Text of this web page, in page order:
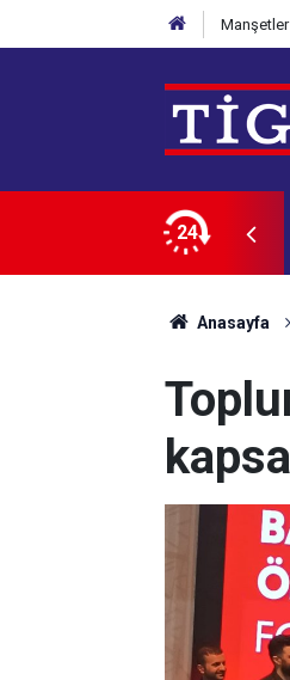
Manşetler
24
Anasayfa